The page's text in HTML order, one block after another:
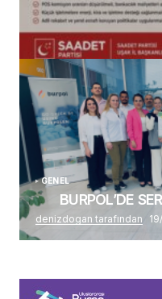
(başlıksız)
Alaattin Karahan tarafından
GENEL
BURPOL’DE
denizdogan tarafından